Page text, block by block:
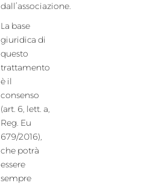
dall’associazione.
La base
giuridica di
questo
trattamento
è il
consenso
(art. 6, lett. a,
Reg. Eu
679/2016),
che potrà
essere
sempre